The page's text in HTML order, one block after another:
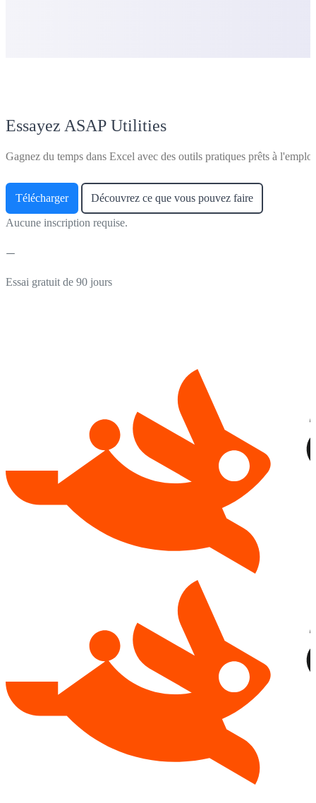
Essayez ASAP Utilities
Gagnez du temps dans Excel avec des outils pratiques prêts à
Télécharger Découvrez ce que vous pouvez faire
Aucune inscription requise.
Essai gratuit de 90 jours